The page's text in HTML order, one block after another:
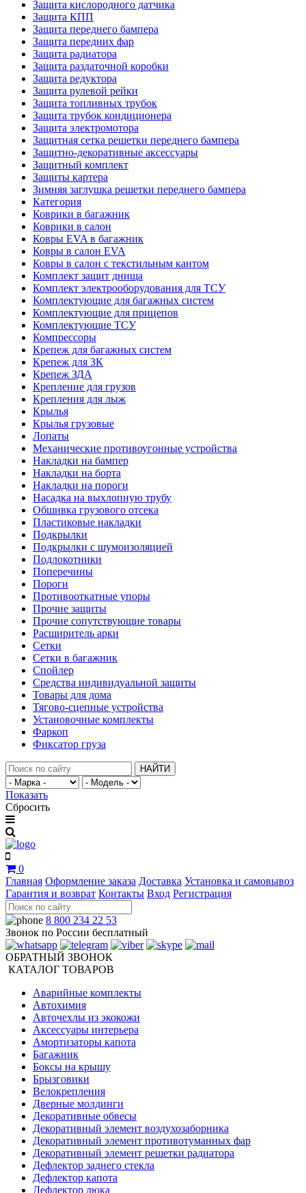
Защита кислородного датчика
Защита КПП
Защита переднего бампера
Защита передних фар
Защита радиатора
Защита раздаточной коробки
Защита редуктора
Защита рулевой рейки
Защита топливных трубок
Защита трубок кондиционера
Защита электромотора
Защитная сетка решетки переднего бампера
Защитно-декоративные аксессуары
Защитный комплект
Защиты картера
Зимняя заглушка решетки переднего бампера
Категория
Коврики в багажник
Коврики в салон
Ковры EVA в багажник
Ковры в салон EVA
Ковры в салон с текстильным кантом
Комплект защит днища
Комплект электрооборудования для ТСУ
Комплектующие для багажных систем
Комплектующие для прицепов
Комплектующие ТСУ
Компрессоры
Крепеж для багажных систем
Крепеж для ЗК
Крепеж ЗДА
Крепление для грузов
Крепления для лыж
Крылья
Крылья грузовые
Лопаты
Механические противоугонные устройства
Накладки на бампер
Накладки на борта
Накладки на пороги
Насадка на выхлопную трубу
Обшивка грузового отсека
Пластиковые накладки
Подкрылки
Подкрылки с шумоизоляцией
Подлокотники
Поперечины
Пороги
Противооткатные упоры
Прочие защиты
Прочие сопутствующие товары
Расширитель арки
Сетки
Сетки в багажник
Спойлер
Средства индивидуальной защиты
Товары для дома
Тягово-сцепные устройства
Установочные комплекты
Фаркоп
Фиксатор груза
НАЙТИ
Показать
Сбросить
0
Главная Оформление заказа Доставка Установка и самовывоз
Гарантия и возврат Контакты Вход Регистрация
8 800 234 22 53
Звонок по России бесплатный
ОБРАТНЫЙ ЗВОНОК
КАТАЛОГ ТОВАРОВ
Аварийные комплекты
Автохимия
Авточехлы из экокожи
Аксессуары интерьера
Амортизаторы капота
Багажник
Боксы на крышу
Брызговики
Велокрепления
Дверные молдинги
Декоративные обвесы
Декоративный элемент воздухозаборника
Декоративный элемент противотуманных фар
Декоративный элемент решетки радиатора
Дефлектор заднего стекла
Дефлектор капота
Дефлектор люка